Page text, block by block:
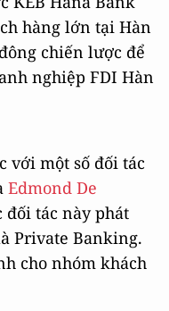
hàng lớn tại Hàn
chiến lược để
nghiệp FDI Hàn
với một số đối tác
Edmond De
đối tác này phát
Private Banking.
cho nhóm khách